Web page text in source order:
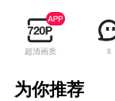
超清画质 8
为你推荐